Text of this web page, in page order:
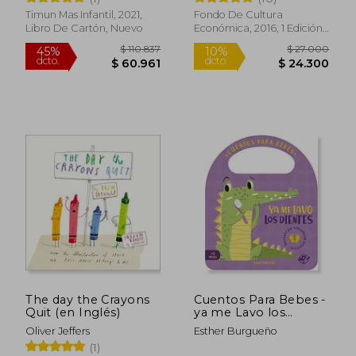
dcto.
$ 128.569
$ 70.713
45%
dcto.
$
$
Timun Mas Infantil, 2021,
Libro De Cartón, Nuevo
Fondo De Cultura
Económica, 2016, 1 Edición,
Tapa Blanda, Nuevo
The day the Crayons
Quit (en Inglés)
Oliver Jeffers
(1)
Cuentos Para Bebes -
ya me Lavo los
Dientes
Esther Burgueño